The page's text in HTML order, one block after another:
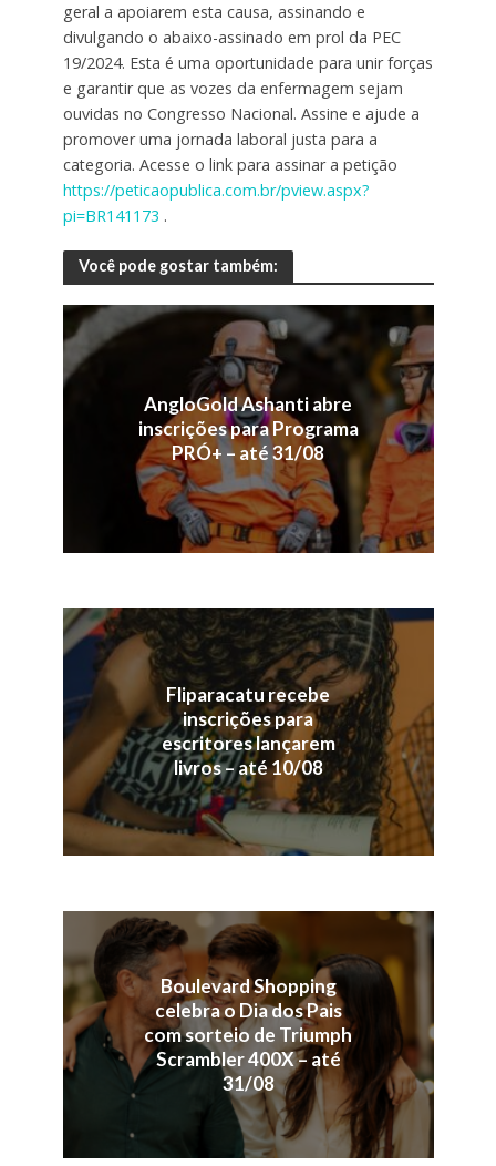
geral a apoiarem esta causa, assinando e
divulgando o abaixo-assinado em prol da PEC
19/2024. Esta é uma oportunidade para unir forças
e garantir que as vozes da enfermagem sejam
ouvidas no Congresso Nacional. Assine e ajude a
promover uma jornada laboral justa para a
categoria. Acesse o link para assinar a petição
https://peticaopublica.com.br/pview.aspx?
pi=BR141173 .
Você pode gostar também:
AngloGold Ashanti abre
inscrições para Programa
PRÓ+ – até 31/08
Fliparacatu recebe
inscrições para
escritores lançarem
livros – até 10/08
Boulevard Shopping
celebra o Dia dos Pais
com sorteio de Triumph
Scrambler 400X – até
31/08